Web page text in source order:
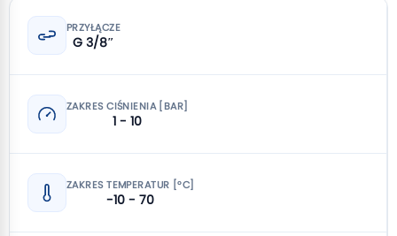
PRZYŁĄCZE
G 3/8″
ZAKRES CIŚNIENIA [BAR]
1 - 10
ZAKRES TEMPERATUR [°C]
-10 - 70